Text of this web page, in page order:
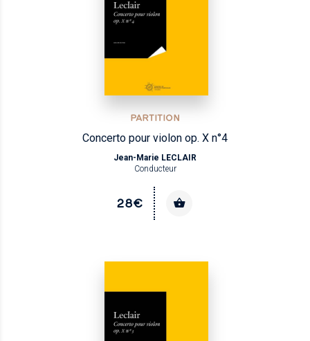
PARTITION
Concerto pour violon op. X n°4
Jean-Marie LECLAIR
Conducteur
28€